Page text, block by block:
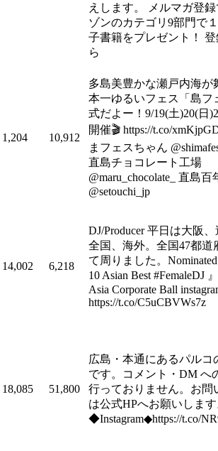
えします。 メルマガ登
ゾンのカテゴリ9部門で
子書籍をプレゼント！
ら
1,204 10,912
多島美豊かな瀬戸内海が
本一ゆるいフェス「島フ
式だよー！9/19(土)20(日
開催🎬 https://t.co/
まフェスちゃん
直島チョコレート工場
@maru_chocolate_ 直島
@setouchi_jp
14,002 6,218
DJ/Producer 平日は大阪
全国、海外。全国47都道
て周りました。
10 Asian Best #FemaleDJ
Asia Corporate Ball
https://t.co/C5uCBVWs7z
18,085 51,800
広島・本通にあるパルコ
です。コメント・DM へ
行っておりません。お問
は公式HPへお願いしま
◆Instagram◆https://t.co/